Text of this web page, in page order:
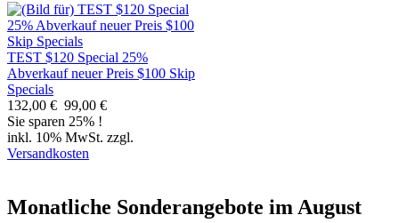
TEST $120 Special 25%
Abverkauf neuer Preis $100 Skip
Specials
132,00 € 99,00 €
Sie sparen 25% !
inkl. 10% MwSt. zzgl.
Versandkosten
Monatliche Sonderangebote im August